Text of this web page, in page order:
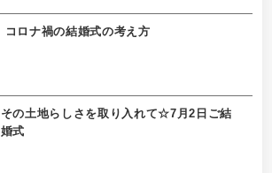
コロナ禍の結婚式の考え方
その土地らしさを取り入れて☆7月2日ご結
婚式